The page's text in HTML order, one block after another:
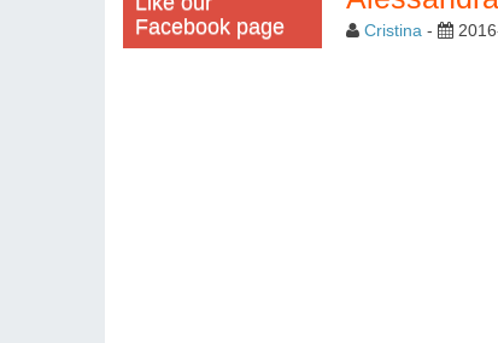
Facebook page
Cristina -